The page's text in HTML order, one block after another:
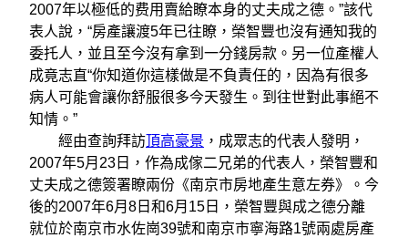
2007年以極低的费用賣給瞭本身的丈夫成之德。”該代
表人說，“房產讓渡5年已往瞭，榮智豐也沒有通知我的
委托人，並且至今沒有拿到一分錢房款。另一位產權人
成竟志直“你知道你這樣做是不負責任的，因為有很多
病人可能會讓你舒服很多今天發生。到往世對此事絕不
知情。”
經由查詢拜訪頂高豪景 ，成眾志的代表人發明，
2007年5月23日，作為成傢二兄弟的代表人，榮智豐和
丈夫成之德簽署瞭兩份《南京市房地產生意左券》。今
後的2007年6月8日和6月15日，榮智豐與成之德分離
就位於南京市水佐崗39號和南京市寧海路1號兩處房產